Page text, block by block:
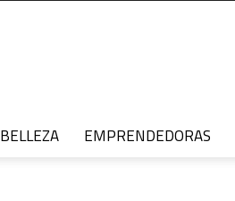
BELLEZA EMPRENDEDORAS